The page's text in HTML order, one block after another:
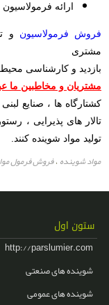
ارائه فرمولاسیون
فروش فرمولاسیون و
مشتری
بازدید و کارشناسی محیط
مشتریان و مخاطبین ما
کشتارگاه ها ، صنایع
تالار های پذیرایی ،
تولید مواد شوینده کنند.
مواد شوینده ،فروش فرمول
ستون اول
http://parslumier.com
شوینده های صنعتی
شوینده های عمومی